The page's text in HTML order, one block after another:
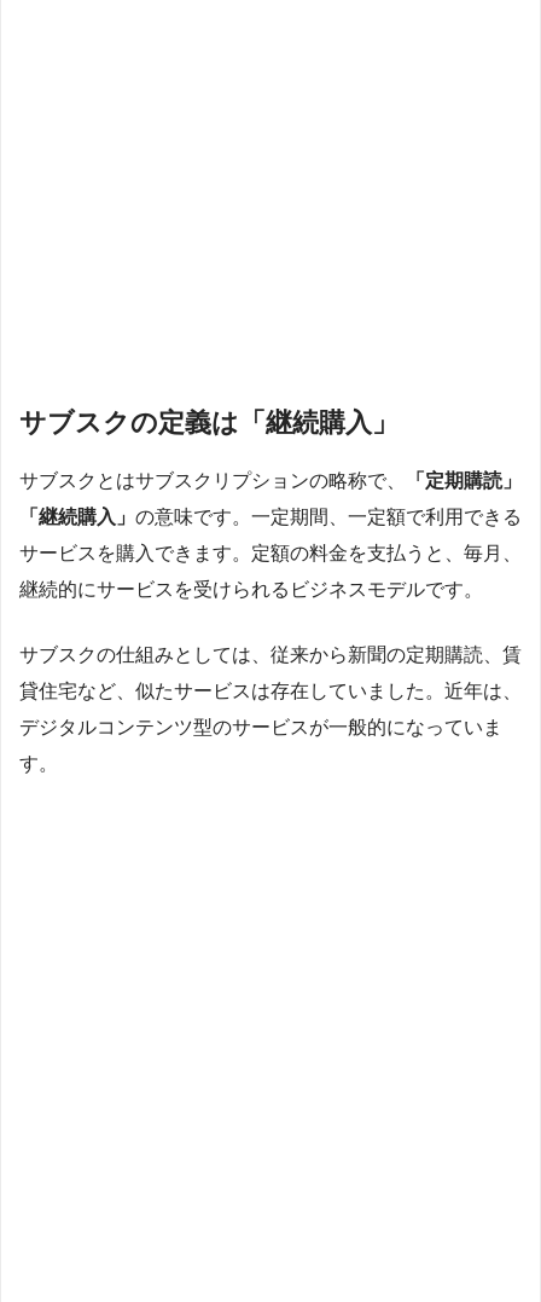
サブスクの定義は「継続購入」
サブスクとはサブスクリプションの略称で、
「定期購読」
「継続購入」 の意味です。一定期間、一定額で利用できる
サービスを購入できます。定額の料金を支払うと、毎月、
継続的にサービスを受けられるビジネスモデルです。
サブスクの仕組みとしては、従来から新聞の定期購読、賃
貸住宅など、似たサービスは存在していました。近年は、
デジタルコンテンツ型のサービスが一般的になっていま
す。